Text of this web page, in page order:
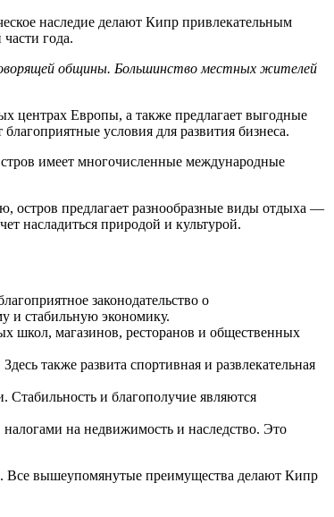
наследие делают Кипр привлекательным
года.
говорящей общины. Большинство местных жителей
центрах Европы, а также предлагает выгодные
условия для развития бизнеса.
имеет многочисленные международные
остров предлагает разнообразные виды отдыха —
насладиться природой и культурой.
законодательство о
и стабильную экономику.
школ, магазинов, ресторанов и общественных
также развита спортивная и развлекательная
и благополучие являются
на недвижимость и наследство. Это
Все вышеупомянутые преимущества делают Кипр